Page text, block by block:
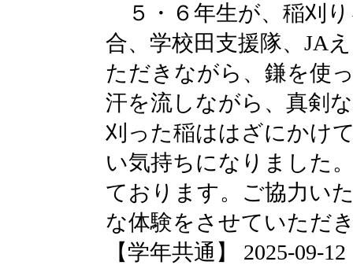
５・６年生が、稲刈
合、学校田支援隊、JA
ただきながら、鎌を使
汗を流しながら、真剣
刈った稲ははざにかけ
い気持ちになりました
ております。ご協力い
な体験をさせていただ
【学年共通】 2025-09-